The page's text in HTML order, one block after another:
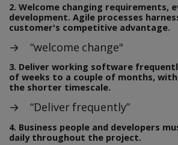
2. Welcome changing requirements,
development. Agile processes
customer's competitive advantage.
→ “welcome change"
3. Deliver working software
of weeks to a couple of months,
the shorter timescale.
→ “Deliver frequently”
4. Business people and developers
daily throughout the project.